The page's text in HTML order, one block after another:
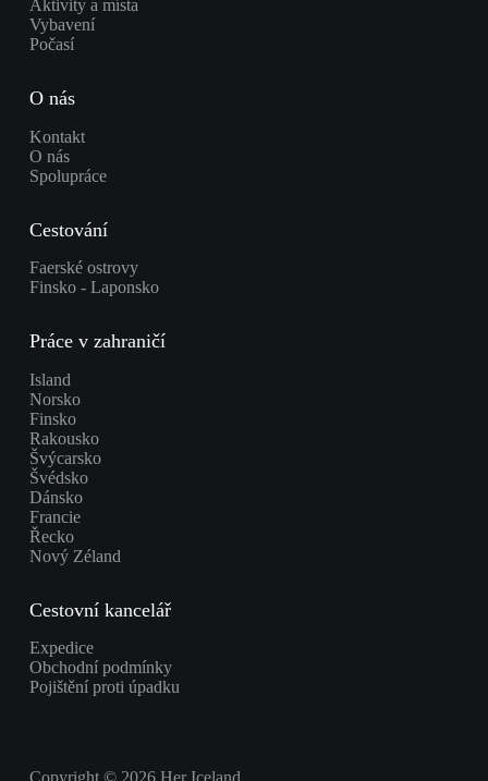
Aktivity a místa
Vybavení
Počasí
O nás
Kontakt
O nás
Spolupráce
Cestování
Faerské ostrovy
Finsko - Laponsko
Práce v zahraničí
Island
Norsko
Finsko
Rakousko
Švýcarsko
Švédsko
Dánsko
Francie
Řecko
Nový Zéland
Cestovní kancelář
Expedice
Obchodní podmínky
Pojištění proti úpadku
Copyright © 2026 Her Iceland